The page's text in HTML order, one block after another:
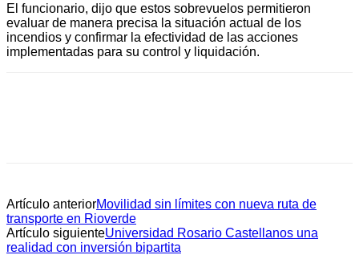
El funcionario, dijo que estos sobrevuelos permitieron
evaluar de manera precisa la situación actual de los
incendios y confirmar la efectividad de las acciones
implementadas para su control y liquidación.
Artículo anteriorMovilidad sin límites con nueva ruta de
transporte en Rioverde
Artículo siguienteUniversidad Rosario Castellanos una
realidad con inversión bipartita